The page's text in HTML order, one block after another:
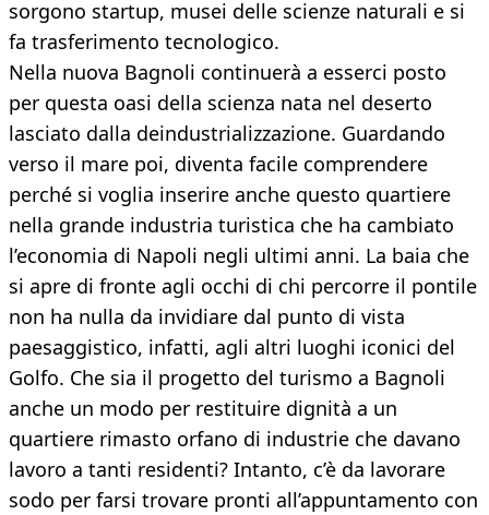
sorgono startup, musei delle scienze naturali e si
fa trasferimento tecnologico.
Nella nuova Bagnoli continuerà a esserci posto
per questa oasi della scienza nata nel deserto
lasciato dalla deindustrializzazione. Guardando
verso il mare poi, diventa facile comprendere
perché si voglia inserire anche questo quartiere
nella grande industria turistica che ha cambiato
l’economia di Napoli negli ultimi anni. La baia che
si apre di fronte agli occhi di chi percorre il pontile
non ha nulla da invidiare dal punto di vista
paesaggistico, infatti, agli altri luoghi iconici del
Golfo. Che sia il progetto del turismo a Bagnoli
anche un modo per restituire dignità a un
quartiere rimasto orfano di industrie che davano
lavoro a tanti residenti? Intanto, c’è da lavorare
sodo per farsi trovare pronti all’appuntamento con